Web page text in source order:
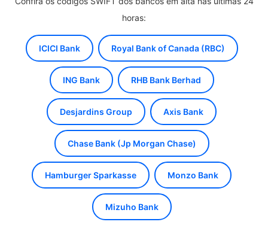
horas:
ICICI Bank Royal Bank of Canada (RBC)
ING Bank RHB Bank Berhad
Desjardins Group Axis Bank
Chase Bank (Jp Morgan Chase)
Hamburger Sparkasse Monzo Bank
Mizuho Bank